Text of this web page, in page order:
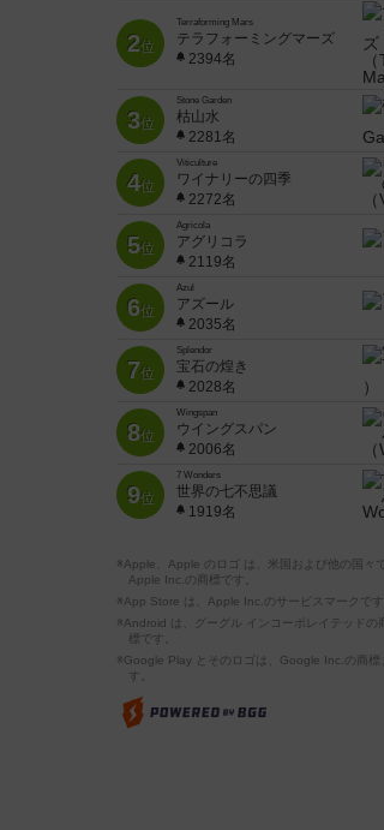
2位
Terraforming Mars
テラフォーミングマーズ
2394名
3位
Stone Garden
枯山水
2281名
4位
Viticulture
ワイナリーの四季
2272名
5位
Agricola
アグリコラ
2119名
6位
Azul
アズール
2035名
7位
Splendor
宝石の煌き
2028名
8位
Wingspan
ウイングスパン
2006名
9位
7 Wonders
世界の七不思議
1919名
※Apple、Apple のロゴ は、米国および他の国々
Apple Inc.の商標です。
※App Store は、Apple Inc.のサービスマークです
※Android は、グーグル インコーポレイテッドの
標です。
※Google Play とそのロゴは、Google Inc.の商標
す。